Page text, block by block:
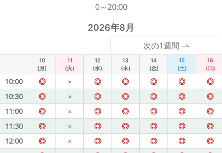
0～20:00
2026年8月
次の1週間
10
(月)
11
(火)
12
(水)
13
(木)
14
(金)
15
(土)
16
(日)
10:00 ◎ × ◎ ◎ ◎ ◎
◎
10:30
◎ × ◎ ◎ ◎ ◎
◎
11:00
◎ × ◎ ◎ ◎ ◎
◎
11:30
◎ × ◎ ◎ ◎ ◎
◎
12:00
◎ × ◎ ◎ ◎ ◎
◎